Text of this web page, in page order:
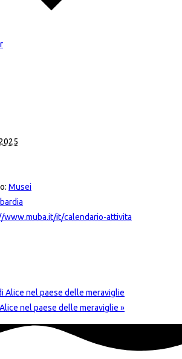
Musei
www.muba.it/it/calendario-attivita
Alice nel paese delle meraviglie
nel paese delle meraviglie »